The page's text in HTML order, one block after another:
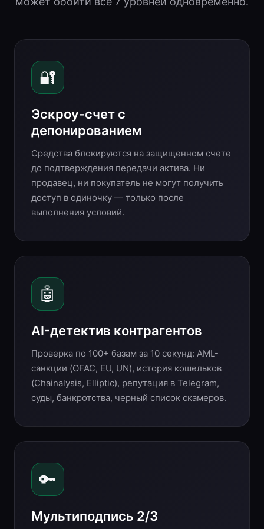
🔐
Эскроу-счет с
депонированием
Средства блокируются на защищенном счете
до подтверждения передачи актива. Ни
продавец, ни покупатель не могут получить
доступ в одиночку — только после
выполнения условий.
🤖
AI-детектив контрагентов
Проверка по 100+ базам за 10 секунд: AML-
санкции (OFAC, EU, UN), история кошельков
(Chainalysis, Elliptic), репутация в Telegram,
суды, банкротства, черный список скамеров.
🔑
Мультиподпись 2/3